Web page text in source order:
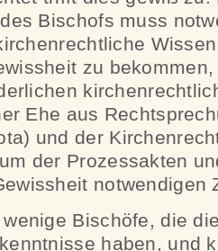
Bischofs muss
zu
Ehe aus
und der
der Prozessakten
notwendigen
Bischöfe, die
haben, und